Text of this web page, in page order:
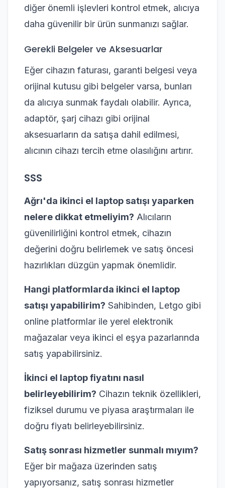
diğer önemli işlevleri kontrol etmek, alıcıya
daha güvenilir bir ürün sunmanızı sağlar.
Gerekli Belgeler ve Aksesuarlar
Eğer cihazın faturası, garanti belgesi veya
orijinal kutusu gibi belgeler varsa, bunları
da alıcıya sunmak faydalı olabilir. Ayrıca,
adaptör, şarj cihazı gibi orijinal
aksesuarların da satışa dahil edilmesi,
alıcının cihazı tercih etme olasılığını artırır.
SSS
Ağrı'da ikinci el laptop satışı yaparken
nelere dikkat etmeliyim? Alıcıların
güvenilirliğini kontrol etmek, cihazın
değerini doğru belirlemek ve satış öncesi
hazırlıkları düzgün yapmak önemlidir.
Hangi platformlarda ikinci el laptop
satışı yapabilirim? Sahibinden, Letgo gibi
online platformlar ile yerel elektronik
mağazalar veya ikinci el eşya pazarlarında
satış yapabilirsiniz.
İkinci el laptop fiyatını nasıl
belirleyebilirim? Cihazın teknik özellikleri,
fiziksel durumu ve piyasa araştırmaları ile
doğru fiyatı belirleyebilirsiniz.
Satış sonrası hizmetler sunmalı mıyım?
Eğer bir mağaza üzerinden satış
yapıyorsanız, satış sonrası hizmetler